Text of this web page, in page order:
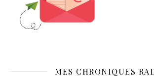
MES CHRONIQUES